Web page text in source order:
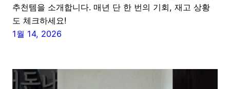
추천템을 소개합니다. 매년 단 한 번의 기회, 재고 상황
도 체크하세요!
1월 14, 2026